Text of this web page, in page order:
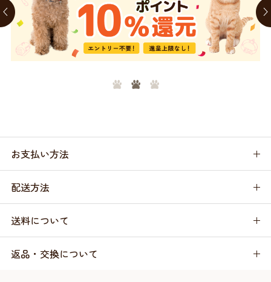
お支払い方法
配送方法
送料について
返品・交換について